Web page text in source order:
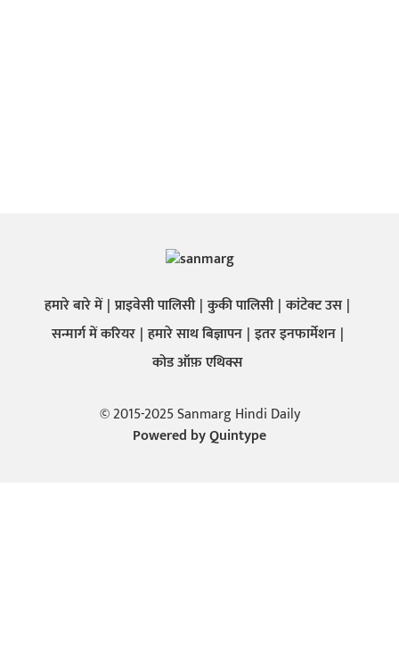
हमारे बारे में प्राइवेसी पालिसी कुकी पालिसी कांटेक्ट उस
सन्मार्ग में करियर हमारे साथ बिज्ञापन इतर इनफार्मेशन
कोड ऑफ़ एथिक्स
© 2015-2025 Sanmarg Hindi Daily
Powered byQuintype